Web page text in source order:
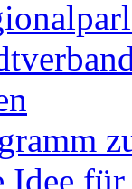
Idee